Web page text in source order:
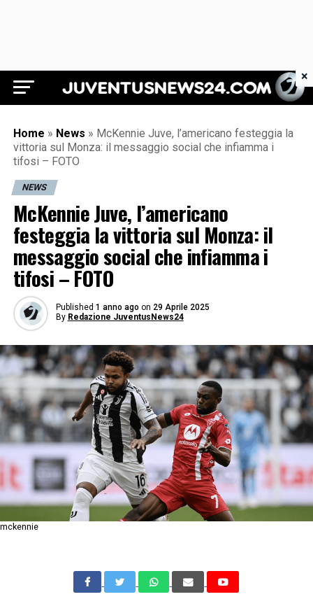
Juventus News 24
Home » News » McKennie Juve, l’americano festeggia la
vittoria sul Monza: il messaggio social che infiamma i
tifosi – FOTO
NEWS
McKennie Juve, l’americano
festeggia la vittoria sul Monza: il
messaggio social che infiamma i
tifosi – FOTO
Published 1 anno ago on 29 Aprile 2025
By Redazione JuventusNews24
mckennie
×